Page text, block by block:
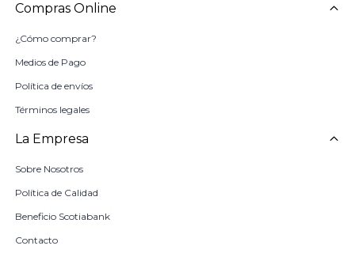
Compras Online
¿Cómo comprar?
Medios de Pago
Política de envíos
Términos legales
La Empresa
Sobre Nosotros
Política de Calidad
Beneficio Scotiabank
Contacto